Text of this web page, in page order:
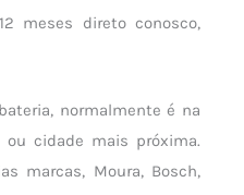
meses direto conosco,
normalmente é na
cidade mais próxima.
marcas, Moura, Bosch,